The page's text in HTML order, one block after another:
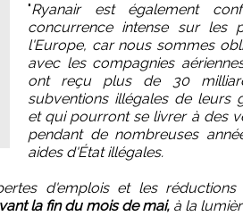
"Ryanair est également
concurrence intense sur les
l'Europe, car nous sommes
avec les compagnies
ont reçu plus de 30
subventions illégales de leurs
et qui pourront se livrer à des
pendant de nombreuses
aides d'État illégales.
d'emplois et les
la fin du mois de mai, à la